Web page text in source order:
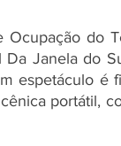
Ocupação do
Janela do
espetáculo é
portátil,